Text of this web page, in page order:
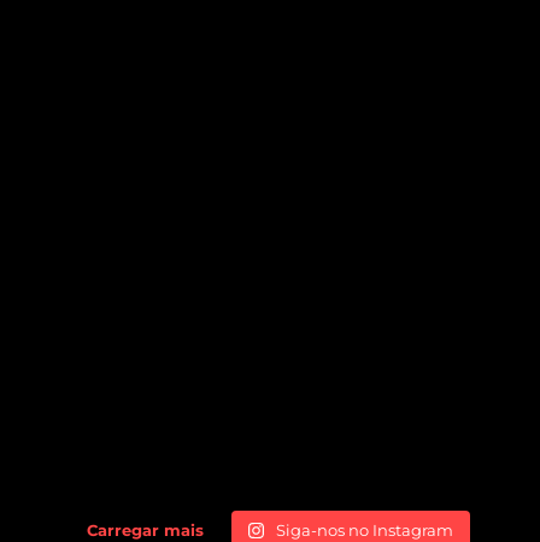
Carregar mais Siga-nos no Instagram